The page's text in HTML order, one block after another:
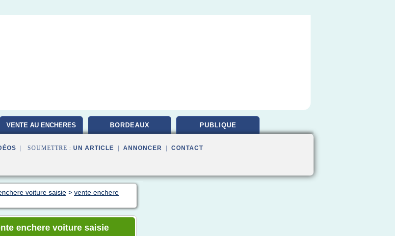
VENTE AU ENCHERES BORDEAUX PUBLIQUE
| SOUMETTRE : UN ARTICLE ANNONCER CONTACT
voiture saisie > vente enchere
enchere voiture saisie